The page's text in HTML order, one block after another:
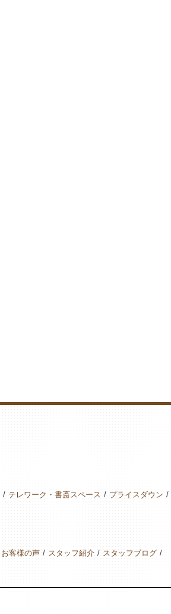
テレワーク・書斎スペース
プライスダウン
お客様の声 スタッフ紹介
スタッフブログ